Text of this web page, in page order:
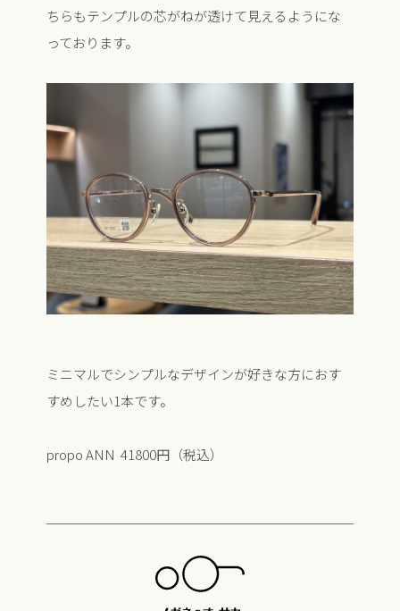
ちらもテンプルの芯がねが透けて見えるようにな
っております。
ミニマルでシンプルなデザインが好きな方におす
すめしたい1本です。
propo ANN 41800円（税込）